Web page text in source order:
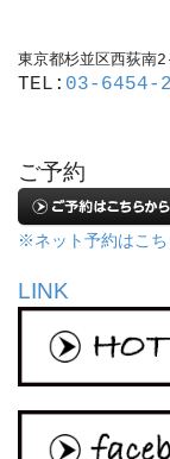
東京都杉並区西荻
TEL: 03-6454-
ご予約
※ネット予約はこち
LINK